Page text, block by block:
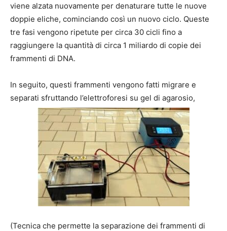
viene alzata nuovamente per denaturare tutte le nuove
doppie eliche, cominciando così un nuovo ciclo. Queste
tre fasi vengono ripetute per circa 30 cicli fino a
raggiungere la quantità di circa 1 miliardo di copie dei
frammenti di DNA.
In seguito, questi frammenti vengono fatti migrare e
separati sfruttando l’elettroforesi su gel di agarosio,
(Tecnica che permette la separazione dei frammenti di